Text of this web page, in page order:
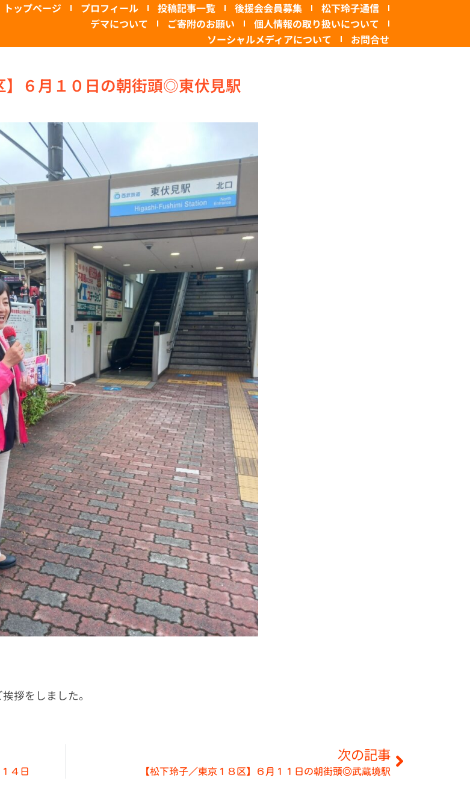
トップページ プロフィール 投稿記事一覧 後援会会員募集
松下玲子通信
デマについて
ご寄附のお願い
個人情報の取り扱いについて
ソーシャルメディアについて
お問合せ
】６月１０日の朝街頭◎東伏見駅
拶をしました。
４日
次の記事
【松下玲子／東京１８区】６月１１日の朝街頭◎武蔵境駅